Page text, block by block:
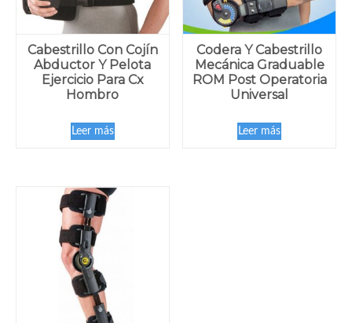
Cabestrillo Con Cojín
Abductor Y Pelota
Ejercicio Para Cx
Hombro
Leer más
Codera Y Cabestrillo
Mecánica Graduable
ROM Post Operatoria
Universal
Leer más